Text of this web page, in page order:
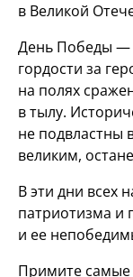
в Великой
День Победы —
гордости за
на полях
в тылу.
не подвластны
великим,
В эти дни всех
патриотизма и
и ее
Примите самые